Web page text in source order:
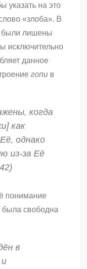
указать на это
«злоба». В
были лишены
исключительно
данное
гопи в
когда
как
однако
из-за Её
понимание
была свободна
в